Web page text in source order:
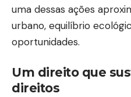
uma dessas ações
urbano, equilíbrio
oportunidades.
Um direito que
direitos